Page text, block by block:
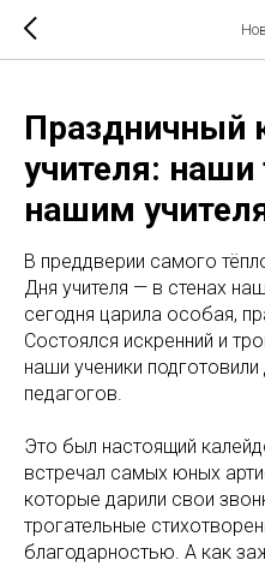
Праздничный
учителя:
нашим
В преддверии самого
Дня учителя — в стенах
сегодня царила особая,
Состоялся искренний и
наши ученики
педагогов.
Это был настоящий
встречал самых юных
которые дарили свои
трогательные
благодарностью. А как